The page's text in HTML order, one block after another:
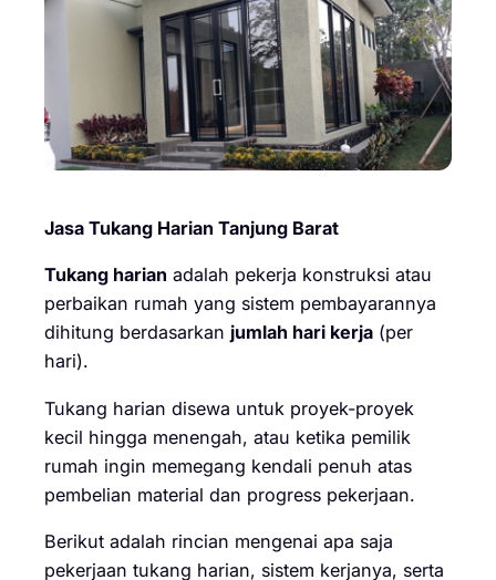
Jasa Tukang Harian Tanjung Barat
Tukang harian adalah pekerja konstruksi atau
perbaikan rumah yang sistem pembayarannya
dihitung berdasarkan jumlah hari kerja (per
hari).
Tukang harian disewa untuk proyek-proyek
kecil hingga menengah, atau ketika pemilik
rumah ingin memegang kendali penuh atas
pembelian material dan progress pekerjaan.
Berikut adalah rincian mengenai apa saja
pekerjaan tukang harian, sistem kerjanya, serta